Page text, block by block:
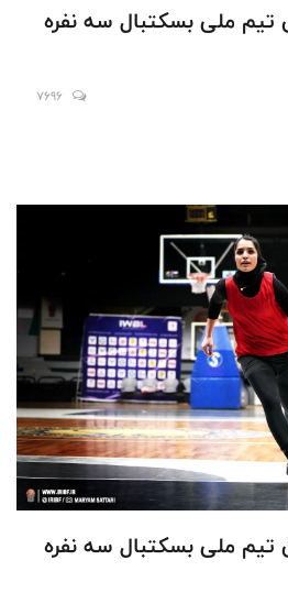
ملی بسکتبال سه نفره
7696
ملی بسکتبال سه نفره